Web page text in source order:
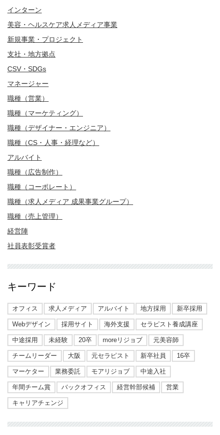
インターン
美容・ヘルスケア求人メディア事業
新規事業・プロジェクト
支社・地方拠点
CSV・SDGs
マネージャー
職種（営業）
職種（マーケティング）
職種（デザイナー・エンジニア）
職種（CS・人事・経理など）
アルバイト
職種（広告制作）
職種（コーポレート）
職種（求人メディア 成果事業グループ）
職種（売上管理）
経営陣
社員表彰受賞者
キーワード
オフィス 求人メディア アルバイト 地方採用 新卒採用
Webデザイン 採用サイト 海外支援 セラピスト養成講座
中途採用 未経験 20卒 moreリジョブ 元美容師
チームリーダー 大阪 元セラピスト 新卒社員 16卒
マーケター 業務委託 モアリジョブ 中途入社
年間チーム賞 バックオフィス 経営幹部候補 営業
キャリアチェンジ